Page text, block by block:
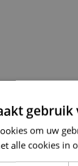
gebruik
om uw
alle cookies in